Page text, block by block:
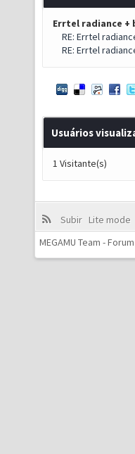
Errtel radiance
RE: Errtel
RE: Errtel
Usuários
1 Visitante(s)
Subir Lite mode
MEGAMU Team -